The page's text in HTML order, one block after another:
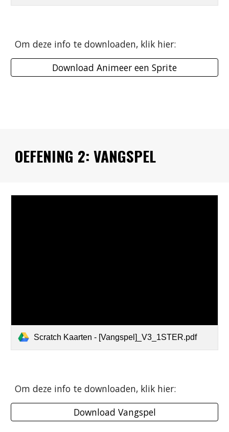
Om deze info te downloaden, klik hier:
Download Animeer een Sprite
OEFENING 2: VANGSPEL
Scratch Kaarten - [Vangspel]_V3_1STER.pdf
Om deze info te downloaden, klik hier:
Download Vangspel